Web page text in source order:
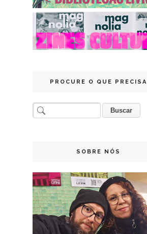
PROCURE O QUE PRECISA
SOBRE NÓS